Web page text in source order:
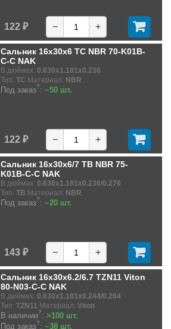
122 ₽ − +
Сальник 16x30x6 TC NBR 70-K01B-
C-C NAK
В дюймах: 0.630x1.181x0.236
Тип: TC Материал: NBR
Под заказ?: ~50 шт.
122 ₽ − +
Сальник 16x30x6/7 TB NBR 75-
K01B-C-C NAK
В дюймах: 0.630x1.181x0.236/0.276
Тип: TB Материал: NBR
Под заказ?: ~20 шт.
143 ₽ − +
Сальник 16x30x6.2/6.7 TZN11 Viton
80-N03-C-C NAK
В дюймах: 0.630x1.181x0.244/0.264
Тип: TZN11 Материал: Viton
В наличии?: >100 шт.
Под заказ?: ~38 шт.